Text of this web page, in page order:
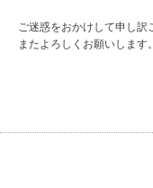
ご迷惑をおかけして申し訳
またよろしくお願いします。